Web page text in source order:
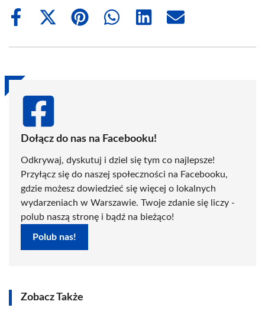
Share
Share
(Twitter)
Share
Share
Share
Share
Dołącz do nas na Facebooku!
Odkrywaj, dyskutuj i dziel się tym co najlepsze!
Przyłącz się do naszej społeczności na Facebooku,
gdzie możesz dowiedzieć się więcej o lokalnych
wydarzeniach w Warszawie. Twoje zdanie się liczy -
polub naszą stronę i bądź na bieżąco!
Polub nas!
Zobacz Także